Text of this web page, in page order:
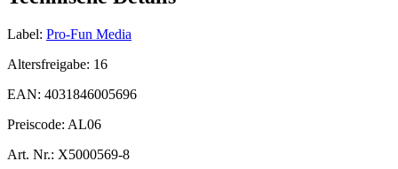
Label: Pro-Fun Media
Altersfreigabe: 16
EAN: 4031846005696
Preiscode: AL06
Art. Nr.: X5000569-8